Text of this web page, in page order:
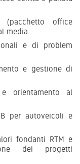
(pacchetto office
media
e di problem
e gestione di
orientamento al
per autoveicoli e
fondanti RTM e
dei progetti